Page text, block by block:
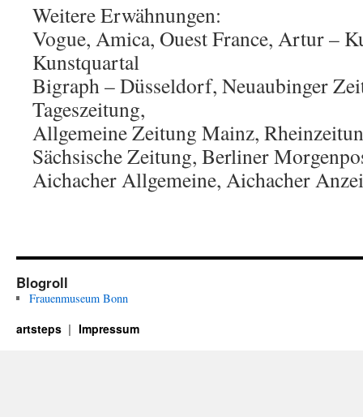
Weitere Erwähnungen:
Vogue, Amica, Ouest France, Artur –
Kunstquartal
Bigraph – Düsseldorf, Neuaubinger
Tageszeitung,
Allgemeine Zeitung Mainz,
Sächsische Zeitung, Berliner
Aichacher Allgemeine, Aichacher
Blogroll
Frauenmuseum Bonn
artsteps Impressum